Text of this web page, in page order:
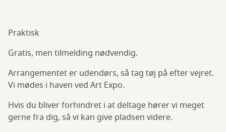
Praktisk
Gratis, men tilmelding nødvendig.
Arrangementet er udendørs, så tag tøj på efter vejret.
Vi mødes i haven ved Art Expo.
Hvis du bliver forhindret i at deltage hører vi meget
gerne fra dig, så vi kan give pladsen videre.